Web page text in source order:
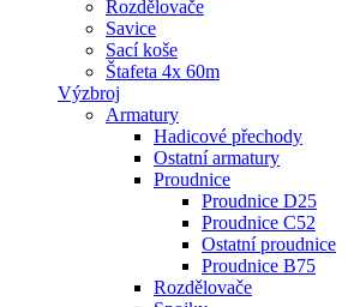
Rozdělovače
Savice
Sací koše
Štafeta 4x 60m
Výzbroj
Armatury
Hadicové přechody
Ostatní armatury
Proudnice
Proudnice D25
Proudnice C52
Ostatní proudnice
Proudnice B75
Rozdělovače